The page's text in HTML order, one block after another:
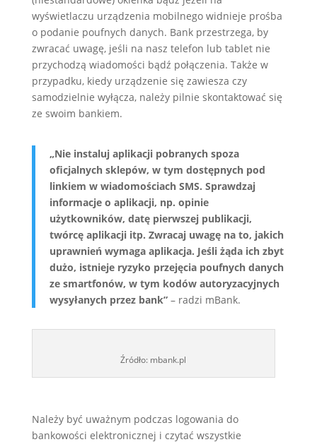
wyświetlaczu urządzenia mobilnego widnieje prośba
o podanie poufnych danych. Bank przestrzega, by
zwracać uwagę, jeśli na nasz telefon lub tablet nie
przychodzą wiadomości bądź połączenia. Także w
przypadku, kiedy urządzenie się zawiesza czy
samodzielnie wyłącza, należy pilnie skontaktować się
ze swoim bankiem.
„Nie instaluj aplikacji pobranych spoza
oficjalnych sklepów, w tym dostępnych pod
linkiem w wiadomościach SMS. Sprawdzaj
informacje o aplikacji, np. opinie
użytkowników, datę pierwszej publikacji,
twórcę aplikacji itp. Zwracaj uwagę na to, jakich
uprawnień wymaga aplikacja. Jeśli żąda ich zbyt
dużo, istnieje ryzyko przejęcia poufnych danych
ze smartfonów, w tym kodów autoryzacyjnych
wysyłanych przez bank” – radzi mBank.
Źródło: mbank.pl
Należy być uważnym podczas logowania do
bankowości elektronicznej i czytać wszystkie